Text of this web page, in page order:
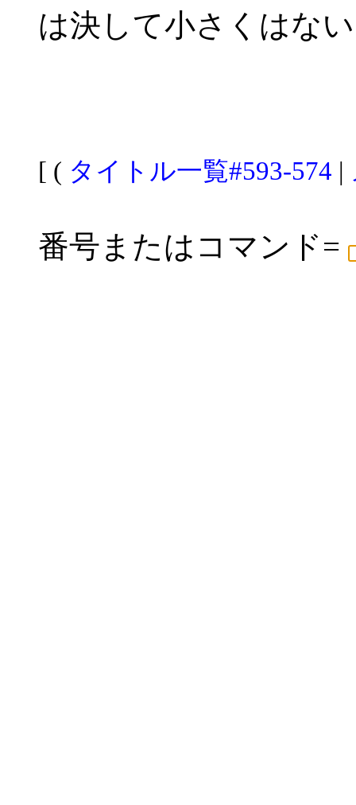
は決して小さくはな
[ ( タイトル一覧#593-574 |
番号またはコマンド=